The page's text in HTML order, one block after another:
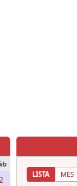
LISTA MES